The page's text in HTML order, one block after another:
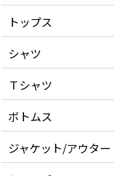
トップス
シャツ
Ｔシャツ
ボトムス
ジャケット/アウター